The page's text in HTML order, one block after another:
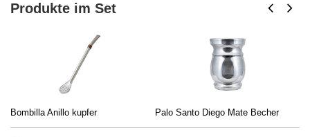
Produkte im Set
Bombilla Anillo kupfer Palo Santo Diego Mate Becher